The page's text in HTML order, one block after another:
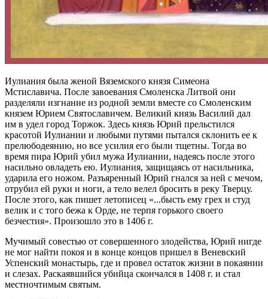
Иулиания была женой Вяземского князя Симеона
Мстиславича. После завоевания Смоленска Литвой они
разделяли изгнание из родной земли вместе со Смоленским
князем Юрием Святославичем. Великий князь Василий дал
им в удел город Торжок. Здесь князь Юрий прельстился
красотой Иулиании и любыми путями пытался склонить ее к
прелюбодеянию, но все усилия его были тщетны. Тогда во
время пира Юрий убил мужа Иулиании, надеясь после этого
насильно овладеть ею. Иулиания, защищаясь от насильника,
ударила его ножом. Разъяренный Юрий гнался за ней с мечом,
отрубил ей руки и ноги, а тело велел бросить в реку Тверцу.
После этого, как пишет летописец «...бысть ему грех и студ
велик и с того бежа к Орде, не терпя горького своего
безчестия». Произошло это в 1406 г.
Мучимый совестью от совершенного злодейства, Юрий нигде
не мог найти покоя и в конце концов пришел в Веневский
Успенский монастырь, где и провел остаток жизни в покаянии
и слезах. Раскаявшийся убийца скончался в 1408 г. и стал
местночтимым святым.